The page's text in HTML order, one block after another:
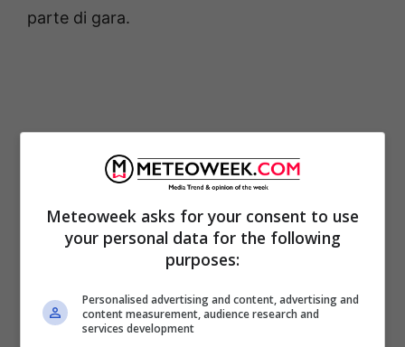
parte di gara.
A scatenare definitivamente il malumore della
piazza, però, sono state le successive due
Meteoweek asks for your consent to use
your personal data for the following
purposes:
Personalised advertising and content, advertising and
content measurement, audience research and
services development